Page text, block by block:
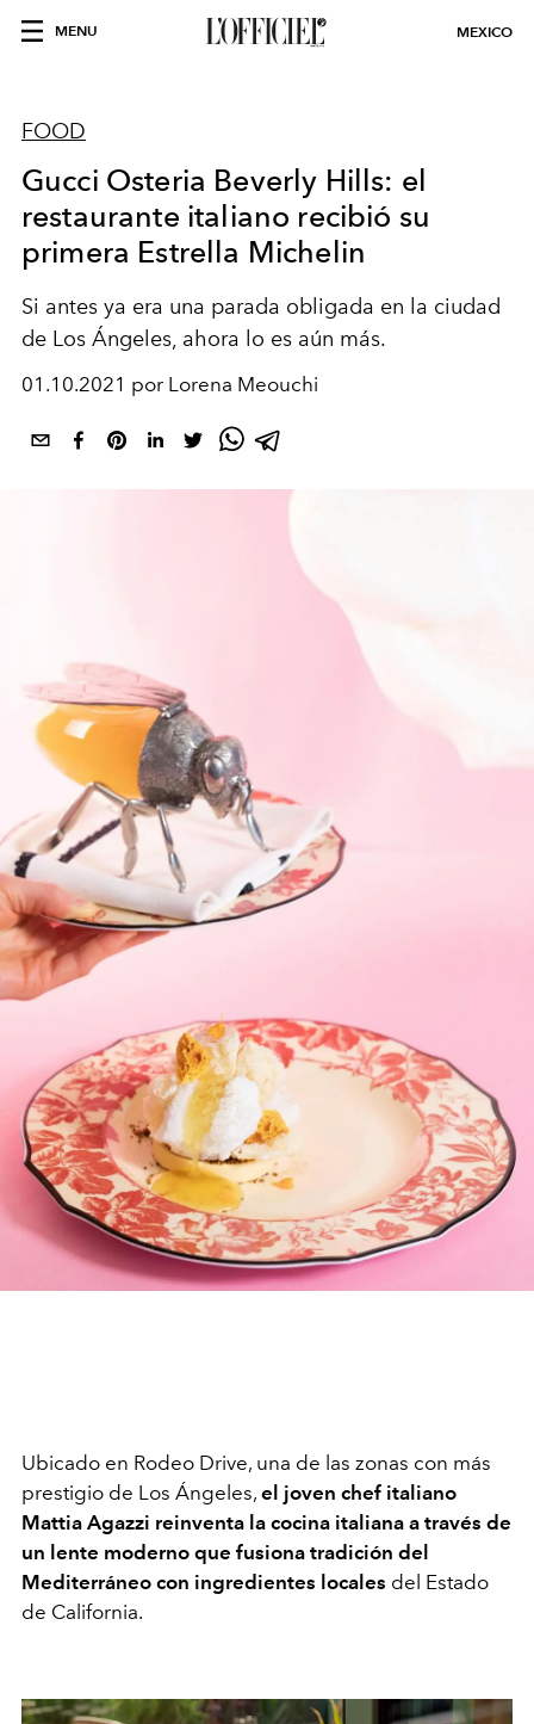
MENU MEXICO
FOOD
Gucci Osteria Beverly Hills: el
restaurante italiano recibió su
primera Estrella Michelin
Si antes ya era una parada obligada en la ciudad
de Los Ángeles, ahora lo es aún más.
01.10.2021 por Lorena Meouchi
Ubicado en Rodeo Drive, una de las zonas con más
prestigio de Los Ángeles, el joven chef italiano
Mattia Agazzi reinventa la cocina italiana a través de
un lente moderno que fusiona tradición del
Mediterráneo con ingredientes locales del Estado
de California.